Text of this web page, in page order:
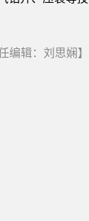
编辑：刘思娴】